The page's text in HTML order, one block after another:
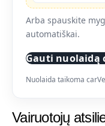
Arba spauskite
automatiškai.
Gauti nuolaidą
Nuolaida taikoma
Vairuotojų